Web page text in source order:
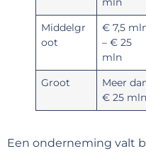
Middelgr
oot
€ 7,5
– € 25
mln
Groot
Meer
€ 25 mln
Een onderneming valt